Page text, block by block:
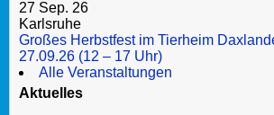
27 Sep. 26
Karlsruhe
Großes Herbstfest im Tierheim
27.09.26 (12 – 17 Uhr)
Alle Veranstaltungen
Aktuelles